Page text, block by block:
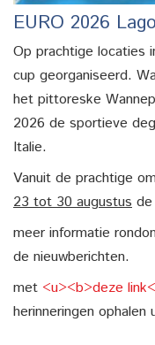
EURO 2026
Op prachtige locaties
cup georganiseerd.
het pittoreske
2026 de sportieve
Italie.
Vanuit de prachtige
23 tot 30 augustus
meer informatie
de nieuwberichten.
met <u><b>deze
herinneringen